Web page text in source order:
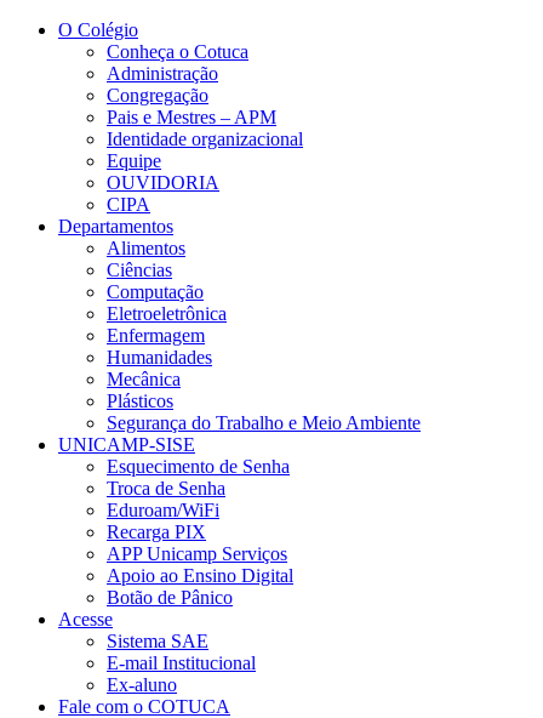
Conteúdo principal
O Colégio
Conheça o Cotuca
Administração
Congregação
Pais e Mestres – APM
Identidade organizacional
Equipe
OUVIDORIA
CIPA
Departamentos
Alimentos
Ciências
Computação
Eletroeletrônica
Enfermagem
Humanidades
Mecânica
Plásticos
Segurança do Trabalho e Meio Ambiente
UNICAMP-SISE
Esquecimento de Senha
Troca de Senha
Eduroam/WiFi
Recarga PIX
APP Unicamp Serviços
Apoio ao Ensino Digital
Botão de Pânico
Acesse
Sistema SAE
E-mail Institucional
Ex-aluno
Fale com o COTUCA